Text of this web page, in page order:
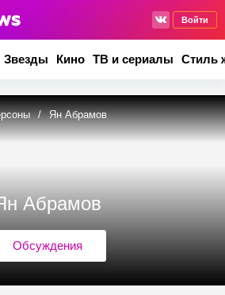
Войти
Звезды Кино ТВ и сериалы Стиль
/ Ян Абрамов
Абрамов
Обсуждения